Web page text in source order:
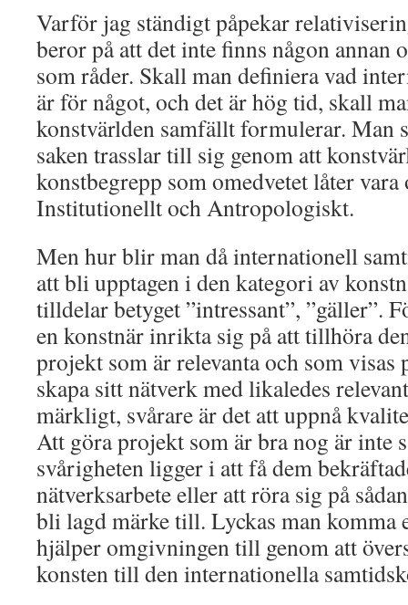
Varför jag ständigt påpekar
beror på att det inte finns någon annan
som råder. Skall man definiera vad
är för något, och det är hög tid, skall
konstvärlden samfällt formulerar. Man
saken trasslar till sig genom att
konstbegrepp som omedvetet låter
Institutionellt och Antropologiskt.
Men hur blir man då internationell
att bli upptagen i den kategori av
tilldelar betyget ”intressant”, ”gäller”.
en konstnär inrikta sig på att tillhöra
projekt som är relevanta och som visas
skapa sitt nätverk med likaledes
märkligt, svårare är det att uppnå
Att göra projekt som är bra nog är inte
svårigheten ligger i att få dem
nätverksarbete eller att röra sig på
bli lagd märke till. Lyckas man komma
hjälper omgivningen till genom att
konsten till den internationella